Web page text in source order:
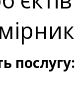
послугу: